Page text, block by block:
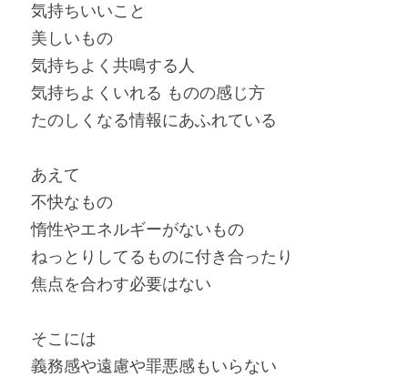
気持ちいいこと
美しいもの
気持ちよく共鳴する人
気持ちよくいれる ものの感じ方
たのしくなる情報にあふれている
あえて
不快なもの
惰性やエネルギーがないもの
ねっとりしてるものに付き合ったり
焦点を合わす必要はない
そこには
義務感や遠慮や罪悪感もいらない